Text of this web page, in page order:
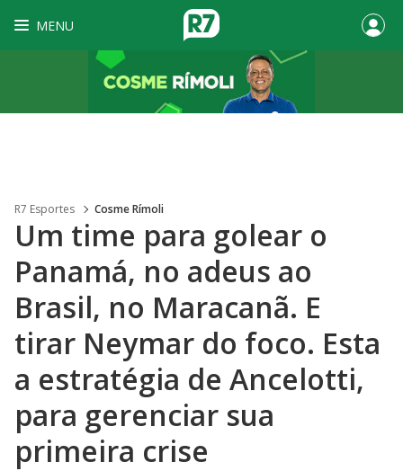
MENU
R7 Esportes Cosme Rímoli
Um time para golear o
Panamá, no adeus ao
Brasil, no Maracanã. E
tirar Neymar do foco. Esta
a estratégia de Ancelotti,
para gerenciar sua
primeira crise